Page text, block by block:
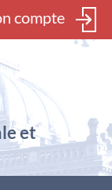
compte
et